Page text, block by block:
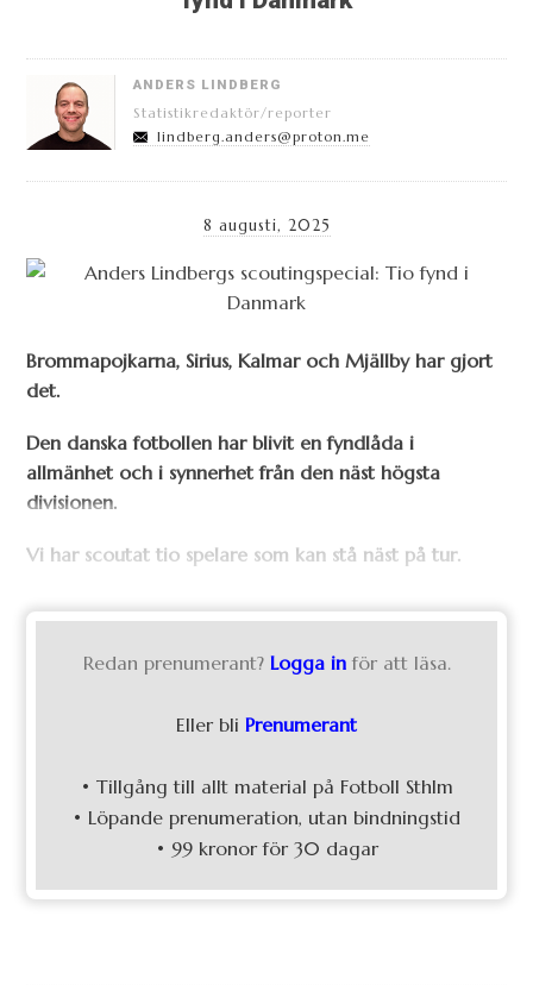
ANDERS LINDBERG
Statistikredaktör/reporter
lindberg.anders@proton.me
8 augusti, 2025
Brommapojkarna, Sirius, Kalmar och Mjällby har gjort
det.
Den danska fotbollen har blivit en fyndlåda i
allmänhet och i synnerhet från den näst högsta
divisionen.
Vi har scoutat tio spelare som kan stå näst på tur.
Redan prenumerant? Logga in för att läsa.
Eller bli Prenumerant
• Tillgång till allt material på Fotboll Sthlm
• Löpande prenumeration, utan bindningstid
• 99 kronor för 30 dagar